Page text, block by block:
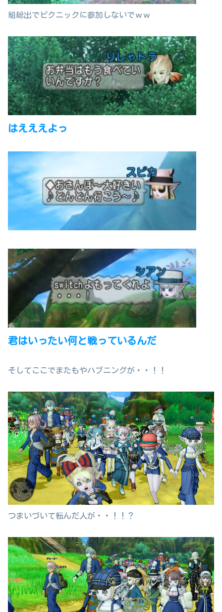
組総出でピクニックに参加しないでｗｗ
はえええよっ
君はいったい何と戦っているんだ
そしてここでまたもやハプニングが・・！！
つまいづいて転んだ人が・・！！？